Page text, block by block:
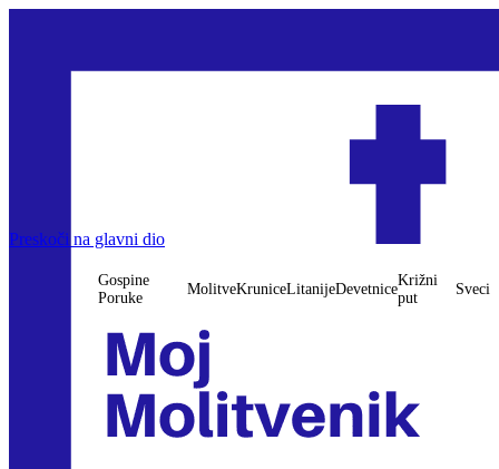
Preskoči na glavni dioGospine Poruke
Krunice
Litanije
Devetnice
Sveci